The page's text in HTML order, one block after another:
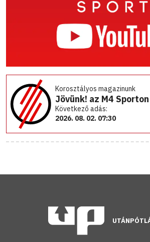
Korosztályos magazinunk
Jövünk! az M4 Sporton
Következő adás:
2026. 08. 02. 07:30